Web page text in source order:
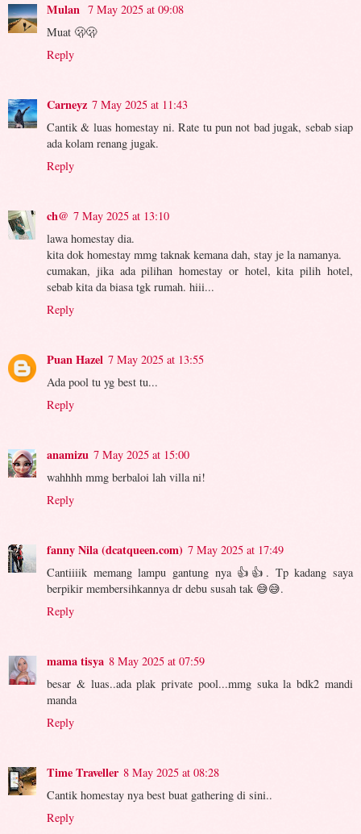
Mulan 7 May 2025 at 09:08
Muat 🫢🫢
Reply
Carneyz 7 May 2025 at 11:43
Cantik & luas homestay ni. Rate tu pun not bad jugak, sebab siap
ada kolam renang jugak.
Reply
ch@ 7 May 2025 at 13:10
lawa homestay dia.
kita dok homestay mmg taknak kemana dah, stay je la namanya.
cumakan, jika ada pilihan homestay or hotel, kita pilih hotel,
sebab kita da biasa tgk rumah. hiii...
Reply
Puan Hazel 7 May 2025 at 13:55
Ada pool tu yg best tu...
Reply
anamizu 7 May 2025 at 15:00
wahhhh mmg berbaloi lah villa ni!
Reply
fanny Nila (dcatqueen.com) 7 May 2025 at 17:49
Cantiiiik memang lampu gantung nya 👍👍. Tp kadang saya
berpikir membersihkannya dr debu susah tak 😅😅.
Reply
mama tisya 8 May 2025 at 07:59
besar & luas..ada plak private pool...mmg suka la bdk2 mandi
manda
Reply
Time Traveller 8 May 2025 at 08:28
Cantik homestay nya best buat gathering di sini..
Reply